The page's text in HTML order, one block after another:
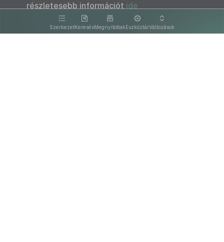
SzerkezetKeresésMegnyitottakEszköztárVáltozások
részletesebb információt ide
kattintva olvashat.